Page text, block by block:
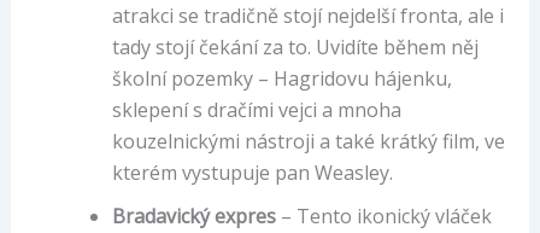
atrakci se tradičně stojí nejdelší fronta, ale i
tady stojí čekání za to. Uvidíte během něj
školní pozemky – Hagridovu hájenku,
sklepení s dračími vejci a mnoha
kouzelnickými nástroji a také krátký film, ve
kterém vystupuje pan Weasley.
Bradavický expres – Tento ikonický vláček